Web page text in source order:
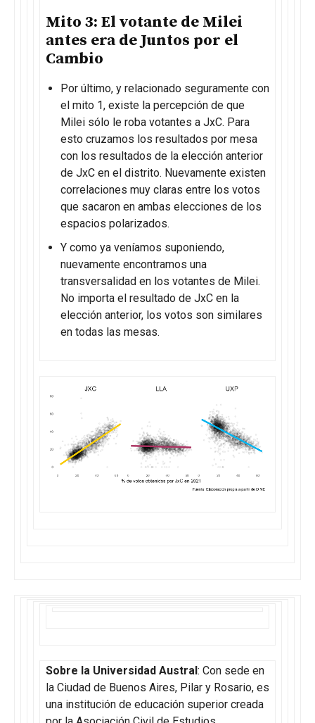
Mito 3: El votante de Milei
antes era de Juntos por el
Cambio
Por último, y relacionado seguramente con
el mito 1, existe la percepción de que
Milei sólo le roba votantes a JxC. Para
esto cruzamos los resultados por mesa
con los resultados de la elección anterior
de JxC en el distrito. Nuevamente existen
correlaciones muy claras entre los votos
que sacaron en ambas elecciones de los
espacios polarizados.
Y como ya veníamos suponiendo,
nuevamente encontramos una
transversalidad en los votantes de Milei.
No importa el resultado de JxC en la
elección anterior, los votos son similares
en todas las mesas.
Sobre la Universidad Austral: Con sede en
la Ciudad de Buenos Aires, Pilar y Rosario, es
una institución de educación superior creada